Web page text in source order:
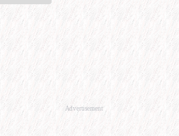
Advertisement